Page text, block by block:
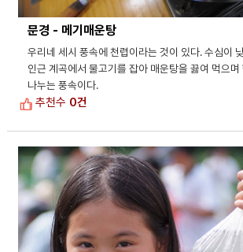
문경 - 메기매운탕
우리네 세시 풍속에 천렵이라는 것이 있다. 수심이
인근 계곡에서 물고기를 잡아 매운탕을 끓여 먹으며
나누는 풍속이다.
추천수 0건